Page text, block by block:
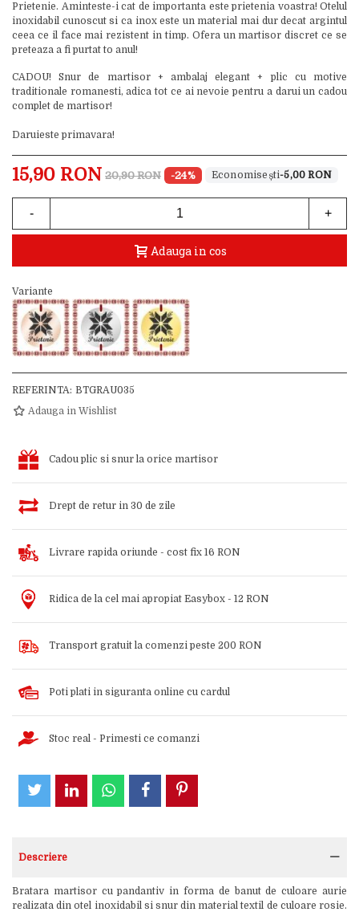
Prietenie. Aminteste-i cat de importanta este prietenia voastra! Otelul
inoxidabil cunoscut si ca inox este un material mai dur decat argintul
ceea ce il face mai rezistent in timp. Ofera un martisor discret ce se
preteaza a fi purtat to anul!
CADOU! Snur de martisor + ambalaj elegant + plic cu motive
traditionale romanesti, adica tot ce ai nevoie pentru a darui un cadou
complet de martisor!
Daruieste primavara!
15,90 RON 20,90 RON -24% -5,00 RON
- +
Adauga in cos
Variante
REFERINTA: BTGRAU035
Adauga in Wishlist
Cadou plic si snur la orice martisor
Drept de retur in 30 de zile
Livrare rapida oriunde - cost fix 16 RON
Ridica de la cel mai apropiat Easybox - 12 RON
Transport gratuit la comenzi peste 200 RON
Poti plati in siguranta online cu cardul
Stoc real - Primesti ce comanzi
Descriere
Bratara martisor cu pandantiv in forma de banut de culoare aurie
realizata din otel inoxidabil si snur din material textil de culoare rosie.